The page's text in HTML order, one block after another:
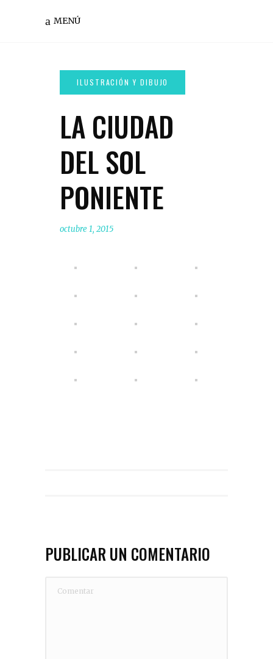
MENÚ
LA CIUDAD
DEL SOL
PONIENTE
octubre 1, 2015
PUBLICAR UN COMENTARIO